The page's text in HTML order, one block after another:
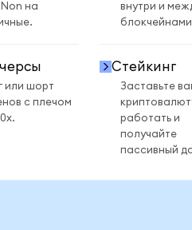
на
внутри и
или шорт
с плечом
Стейкинг
Заставьте
работать и
получайте
пассивный